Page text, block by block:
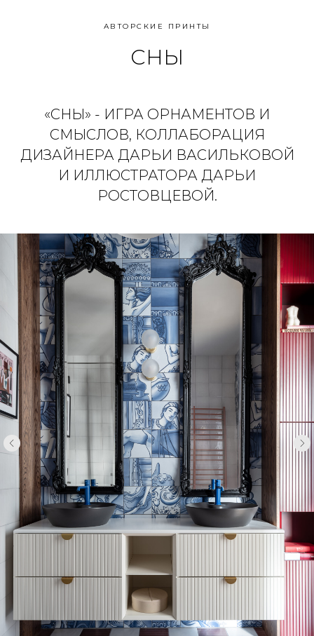
АВТОРСКИЕ ПРИНТЫ
СНЫ
«СНЫ» - ИГРА ОРНАМЕНТОВ И
СМЫСЛОВ, КОЛЛАБОРАЦИЯ
ДИЗАЙНЕРА ДАРЬИ ВАСИЛЬКОВОЙ
И ИЛЛЮСТРАТОРА ДАРЬИ
РОСТОВЦЕВОЙ.